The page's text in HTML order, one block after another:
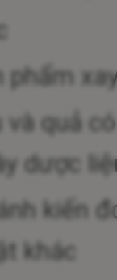
phẩm
quả
dược
kiến
khác